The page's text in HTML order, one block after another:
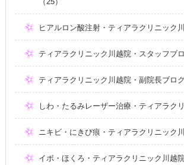
ヒアルロン酸注射・ティアラクリニック川
ティアラクリニック川越院・スタッフブロ
ティアラクリニック川越院・副院長ブログ
しわ・たるみレーザー治療・ティアラク
ニキビ・にきび痕・ティアラクリニック川
イボ・ほくろ・ティアラクリニック川越院